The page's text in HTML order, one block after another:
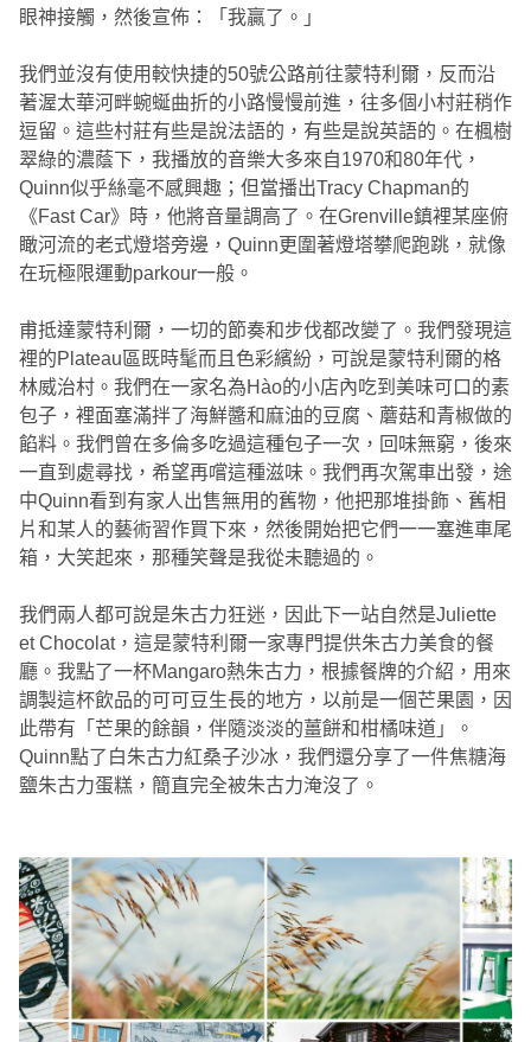
眼神接觸，然後宣佈：「我贏了。」
我們並沒有使用較快捷的50號公路前往蒙特利爾，反而沿
著渥太華河畔蜿蜒曲折的小路慢慢前進，往多個小村莊稍作
逗留。這些村莊有些是說法語的，有些是說英語的。在楓樹
翠綠的濃蔭下，我播放的音樂大多來自1970和80年代，
Quinn似乎絲毫不感興趣；但當播出Tracy Chapman的
《Fast Car》時，他將音量調高了。在Grenville鎮裡某座俯
瞰河流的老式燈塔旁邊，Quinn更圍著燈塔攀爬跑跳，就像
在玩極限運動parkour一般。
甫抵達蒙特利爾，一切的節奏和步伐都改變了。我們發現這
裡的Plateau區既時髦而且色彩繽紛，可說是蒙特利爾的格
林威治村。我們在一家名為Hào的小店內吃到美味可口的素
包子，裡面塞滿拌了海鮮醬和麻油的豆腐、蘑菇和青椒做的
餡料。我們曾在多倫多吃過這種包子一次，回味無窮，後來
一直到處尋找，希望再嚐這種滋味。我們再次駕車出發，途
中Quinn看到有家人出售無用的舊物，他把那堆掛飾、舊相
片和某人的藝術習作買下來，然後開始把它們一一塞進車尾
箱，大笑起來，那種笑聲是我從未聽過的。
我們兩人都可說是朱古力狂迷，因此下一站自然是Juliette
et Chocolat，這是蒙特利爾一家專門提供朱古力美食的餐
廳。我點了一杯Mangaro熱朱古力，根據餐牌的介紹，用來
調製這杯飲品的可可豆生長的地方，以前是一個芒果園，因
此帶有「芒果的餘韻，伴隨淡淡的薑餅和柑橘味道」。
Quinn點了白朱古力紅桑子沙冰，我們還分享了一件焦糖海
鹽朱古力蛋糕，簡直完全被朱古力淹沒了。